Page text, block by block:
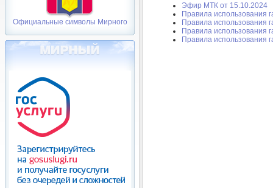
Официальные символы Мирного
Эфир МТК от 15.10.2024
Правила использования
Правила использования
Правила использования
Правила использования